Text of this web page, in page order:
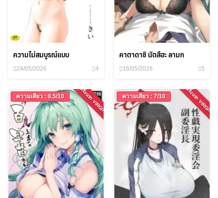
ความไม่สมบูรณ์แบบ
24/05/2026 4
คาตาดาชิ นัตสึฮะ ลามก
16/05/2026 5
ครั้งแรก VIRGIN
ความเสียว : 8.5/10 ครั้งแรก VIRGIN
ความเสียว : 7/10